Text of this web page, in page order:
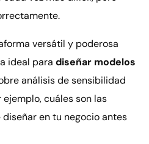
versátil y poderosa
ideal paradiseñar modelos
análisis de sensibilidad
cuáles son las
en tu negocio antes